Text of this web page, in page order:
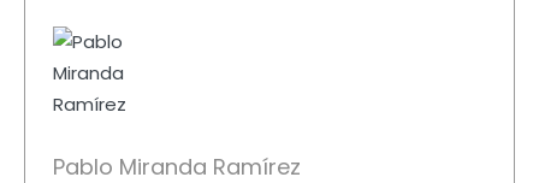
Pablo Miranda Ramírez